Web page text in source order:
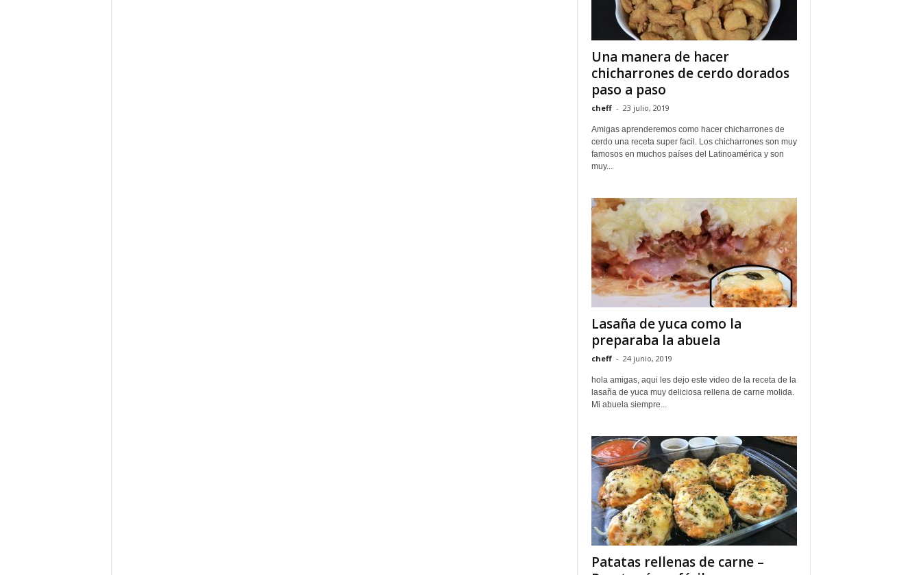
Una manera de hacer
chicharrones de cerdo dorados
paso a paso
cheff - 23 julio, 2019
Amigas aprenderemos como hacer chicharrones de
cerdo una receta super facil. Los chicharrones son muy
famosos en muchos países del Latinoamérica y son
muy...
Lasaña de yuca como la
preparaba la abuela
cheff - 24 junio, 2019
hola amigas, aqui les dejo este video de la receta de la
lasaña de yuca muy deliciosa rellena de carne molida.
Mi abuela siempre...
Patatas rellenas de carne –